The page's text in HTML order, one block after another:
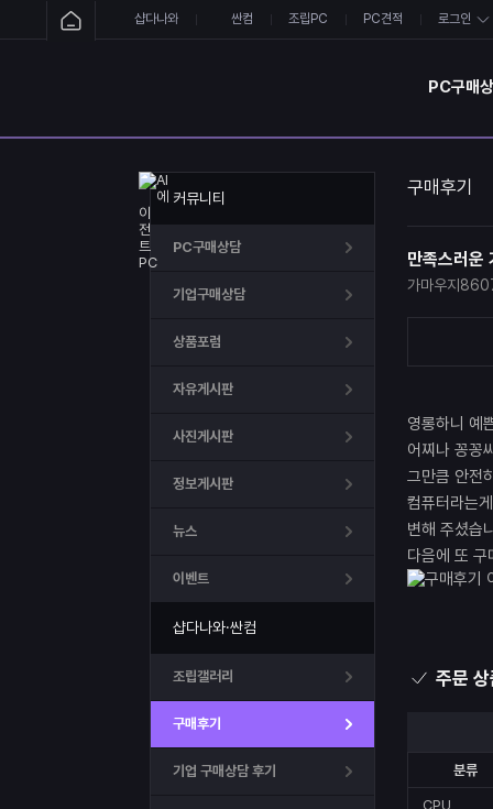
샵다나와 싼컴 조립PC PC견적 로그인
PC구매
커뮤니티
PC구매상담
기업구매상담
상품포럼
자유게시판
사진게시판
정보게시판
뉴스
이벤트
샵다나와·싼컴
조립갤러리
구매후기
기업 구매상담 후기
구매후기
만족스러운
가마우지
영롱하니 예
어찌나 꽁꽁
그만큼 안전
컴퓨터라는
변해 주셨습
다음에 또
주문
분류
CPU